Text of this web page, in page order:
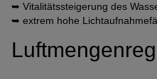
➥ Vitalitätssteigerung des
➥ extrem hohe